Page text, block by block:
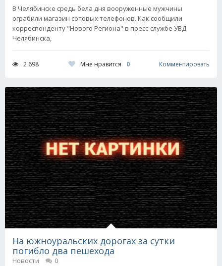
В Челябинске средь бела дня вооруженные мужчины
ограбили магазин сотовых телефонов. Как сообщили
корреспонденту "Нового Региона" в пресс-службе УВД
Челябинска,
2 698 Мне нравится 0 Комментировать
На южноуральских дорогах за сутки
погибло два пешехода
Новости
0